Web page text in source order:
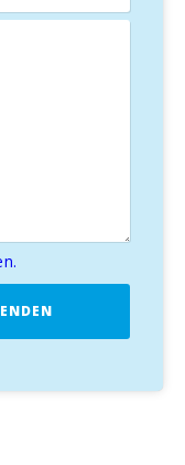
modernes Design